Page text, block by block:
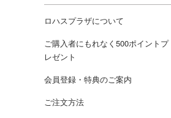
ロハスプラザについて
ご購入者にもれなく500ポイントプ
レゼント
会員登録・特典のご案内
ご注文方法